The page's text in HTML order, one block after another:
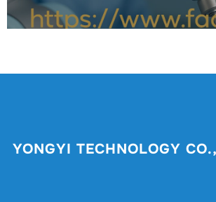
YONGYI TECHNOLOGY